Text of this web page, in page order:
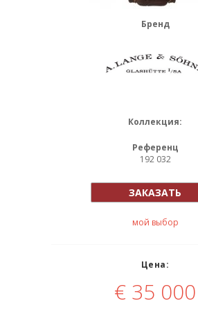
Бренд
Коллекция:
Референц
192 032
ЗАКАЗАТЬ
мой выбор
Цена:
€ 35 000